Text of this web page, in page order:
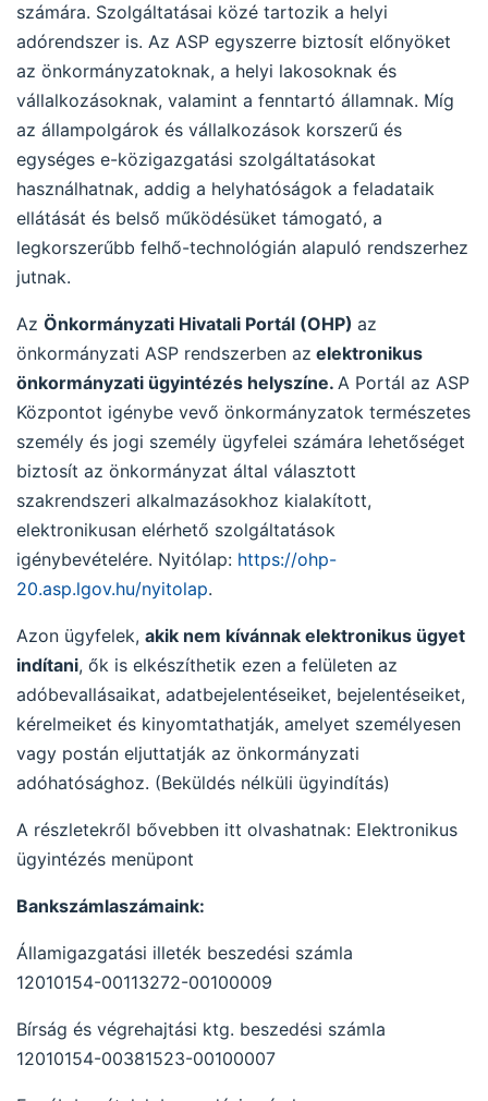
számára. Szolgáltatásai közé tartozik a helyi
adórendszer is. Az ASP egyszerre biztosít előnyöket
az önkormányzatoknak, a helyi lakosoknak és
vállalkozásoknak, valamint a fenntartó államnak. Míg
az állampolgárok és vállalkozások korszerű és
egységes e-közigazgatási szolgáltatásokat
használhatnak, addig a helyhatóságok a feladataik
ellátását és belső működésüket támogató, a
legkorszerűbb felhő-technológián alapuló rendszerhez
jutnak.
Az Önkormányzati Hivatali Portál (OHP) az
önkormányzati ASP rendszerben az elektronikus
önkormányzati ügyintézés helyszíne. A Portál az ASP
Központot igénybe vevő önkormányzatok természetes
személy és jogi személy ügyfelei számára lehetőséget
biztosít az önkormányzat által választott
szakrendszeri alkalmazásokhoz kialakított,
elektronikusan elérhető szolgáltatások
igénybevételére. Nyitólap: https://ohp-
20.asp.lgov.hu/nyitolap.
Azon ügyfelek, akik nem kívánnak elektronikus ügyet
indítani, ők is elkészíthetik ezen a felületen az
adóbevallásaikat, adatbejelentéseiket, bejelentéseiket,
kérelmeiket és kinyomtathatják, amelyet személyesen
vagy postán eljuttatják az önkormányzati
adóhatósághoz. (Beküldés nélküli ügyindítás)
A részletekről bővebben itt olvashatnak: Elektronikus
ügyintézés menüpont
Bankszámlaszámaink:
Államigazgatási illeték beszedési számla
12010154-00113272-00100009
Bírság és végrehajtási ktg. beszedési számla
12010154-00381523-00100007